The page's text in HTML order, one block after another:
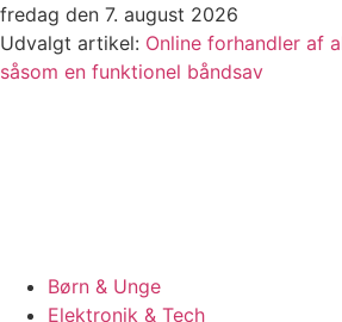
Videre
til
indhold
fredag den 7. august 2026
Udvalgt artikel: Online forhandler af
såsom en funktionel båndsav
Børn & Unge
Elektronik & Tech